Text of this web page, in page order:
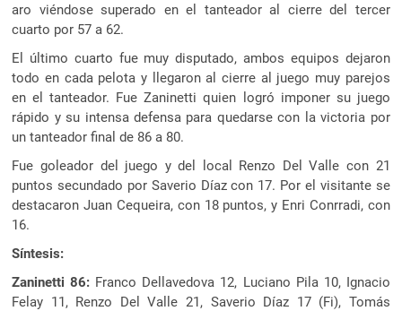
aro viéndose superado en el tanteador al cierre del tercer
cuarto por 57 a 62.
El último cuarto fue muy disputado, ambos equipos dejaron
todo en cada pelota y llegaron al cierre al juego muy parejos
en el tanteador. Fue Zaninetti quien logró imponer su juego
rápido y su intensa defensa para quedarse con la victoria por
un tanteador final de 86 a 80.
Fue goleador del juego y del local Renzo Del Valle con 21
puntos secundado por Saverio Díaz con 17. Por el visitante se
destacaron Juan Cequeira, con 18 puntos, y Enri Conrradi, con
16.
Síntesis:
Zaninetti 86: Franco Dellavedova 12, Luciano Pila 10, Ignacio
Felay 11, Renzo Del Valle 21, Saverio Díaz 17 (Fi), Tomás